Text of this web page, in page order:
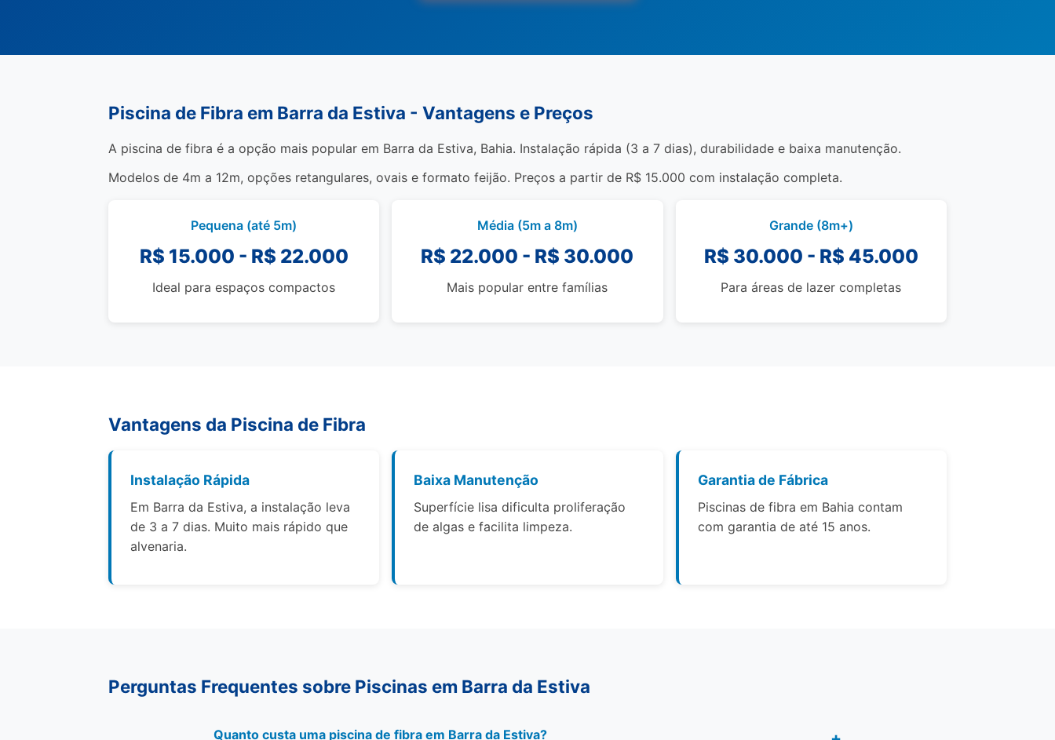
Piscina de Fibra em Barra da Estiva - Vantagens e Preços
A piscina de fibra é a opção mais popular em Barra da Estiva, Bahia. Instalação rápida (3 a 7 dias), durabilidade e baixa manutenção.
Modelos de 4m a 12m, opções retangulares, ovais e formato feijão. Preços a partir de R$ 15.000 com instalação completa.
Pequena (até 5m)
R$ 15.000 - R$ 22.000
Ideal para espaços compactos
Média (5m a 8m)
R$ 22.000 - R$ 30.000
Mais popular entre famílias
Grande (8m+)
R$ 30.000 - R$ 45.000
Para áreas de lazer completas
Vantagens da Piscina de Fibra
Instalação Rápida
Em Barra da Estiva, a instalação leva
de 3 a 7 dias. Muito mais rápido que
alvenaria.
Baixa Manutenção
Superfície lisa dificulta proliferação
de algas e facilita limpeza.
Garantia de Fábrica
Piscinas de fibra em Bahia contam
com garantia de até 15 anos.
Perguntas Frequentes sobre Piscinas em Barra da Estiva
Quanto custa uma piscina de fibra em Barra da Estiva?